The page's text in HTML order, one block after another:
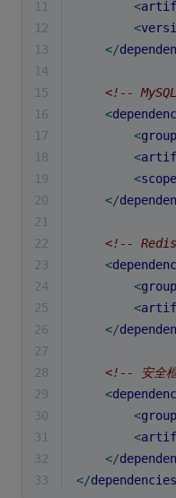
11
<
12
<
13
</
14
15
<!--
16
<
17
<
18
<
19
<scope
20
</
21
22
<!--
23
<
24
<
25
<
26
</
27
28
<!-- 安全
29
<
30
<
31
<
32
</
33
</dependencies